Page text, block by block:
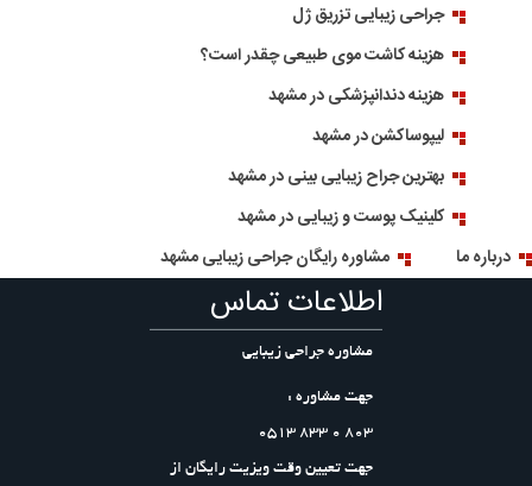
جراحی زیبایی تزریق ژل
هزینه کاشت موی طبیعی چقدر است؟
هزینه دندانپزشکی در مشهد
لیپوساکشن در مشهد
بهترین جراح زیبایی بینی در مشهد
کلینیک پوست و زیبایی در مشهد
درباره ما
مشاوره رایگان جراحی زیبایی مشهد
اطلاعات تماس
مشاوره جراحی زیبایی
جهت مشاوره :
803 0 833 0513
جهت تعیین وقت ویزیت رایگان از